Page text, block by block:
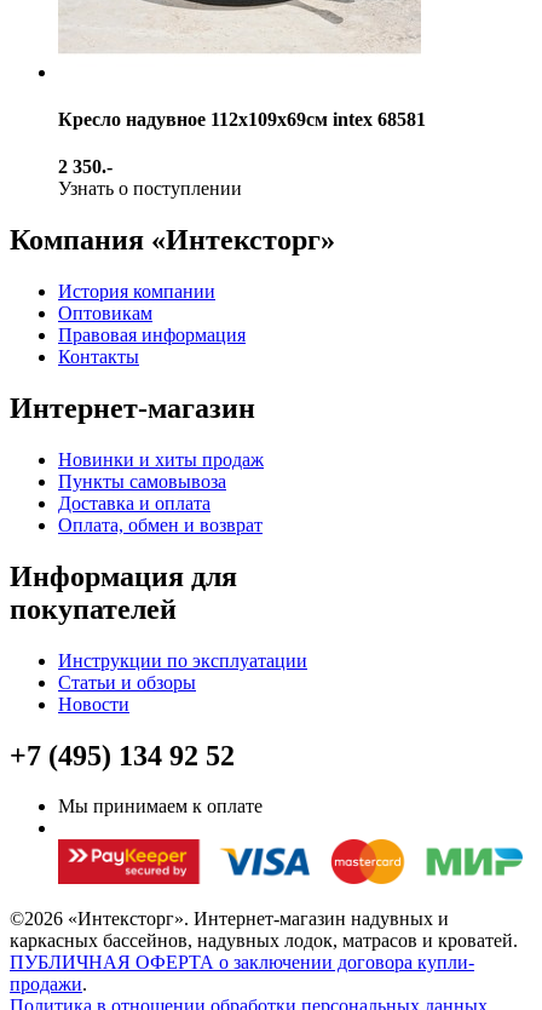
Кресло надувное 112х109х69см intex 68581
2 350.-
Узнать о поступлении
Компания «Интексторг»
История компании
Оптовикам
Правовая информация
Контакты
Интернет-магазин
Новинки и хиты продаж
Пункты самовывоза
Доставка и оплата
Оплата, обмен и возврат
Информация для
покупателей
Инструкции по эксплуатации
Статьи и обзоры
Новости
+7 (495) 134 92 52
Мы принимаем к оплате
©2026 «Интексторг». Интернет-магазин надувных и
каркасных бассейнов, надувных лодок, матрасов и кроватей.
ПУБЛИЧНАЯ ОФЕРТА о заключении договора купли-
продажи.